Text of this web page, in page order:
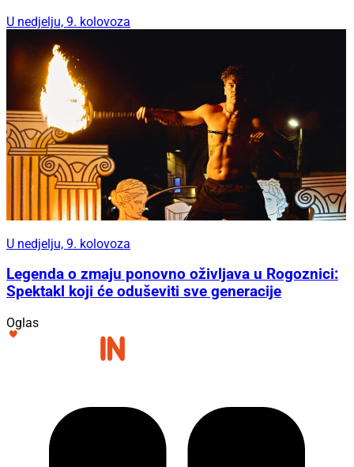
U nedjelju, 9. kolovoza
U nedjelju, 9. kolovoza
Legenda o zmaju ponovno oživljava u Rogoznici:
Spektakl koji će oduševiti sve generacije
Oglas